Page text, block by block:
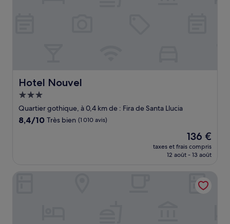
Hotel Nouvel
Hotel Nouvel
Hébergement
3.0 étoiles
Quartier gothique, à 0,4 km de : Fira de Santa Llucia
8.4
8,4/10 Très bien (1 010 avis)
Le
nouveau
prix
de
136 €
136 €
taxes et frais compris
12 août - 13 août